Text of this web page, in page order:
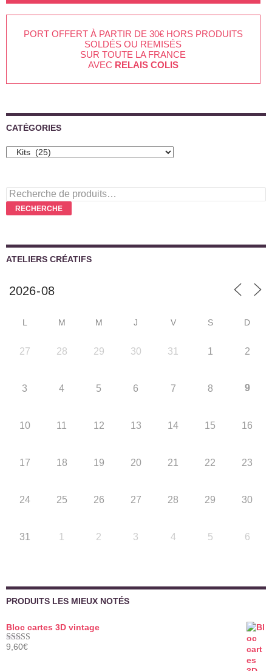
PORT OFFERT À PARTIR DE 30€ HORS PRODUITS
SOLDÉS OU REMISÉS
SUR TOUTE LA FRANCE
AVEC RELAIS COLIS
CATÉGORIES
Recherche
pour :
RECHERCHE
ATELIERS CRÉATIFS
L M M J V S D
27 28 29 30 31 1 2
3 4 5 6 7 8 9
10 11 12 13 14 15 16
17 18 19 20 21 22 23
24 25 26 27 28 29 30
31 1 2 3 4 5 6
PRODUITS LES MIEUX NOTÉS
Bloc cartes 3D vintage
Note5.00
9,60€